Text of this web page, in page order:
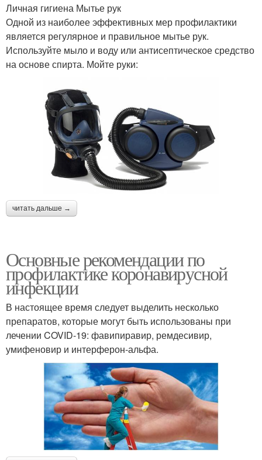
Личная гигиена Мытье рук
Одной из наиболее эффективных мер профилактики
является регулярное и правильное мытье рук.
Используйте мыло и воду или антисептическое средство
на основе спирта. Мойте руки:
читать дальше →
Основные рекомендации по
профилактике коронавирусной
инфекции
В настоящее время следует выделить несколько
препаратов, которые могут быть использованы при
лечении COVID-19: фавипиравир, ремдесивир,
умифеновир и интерферон-альфа.